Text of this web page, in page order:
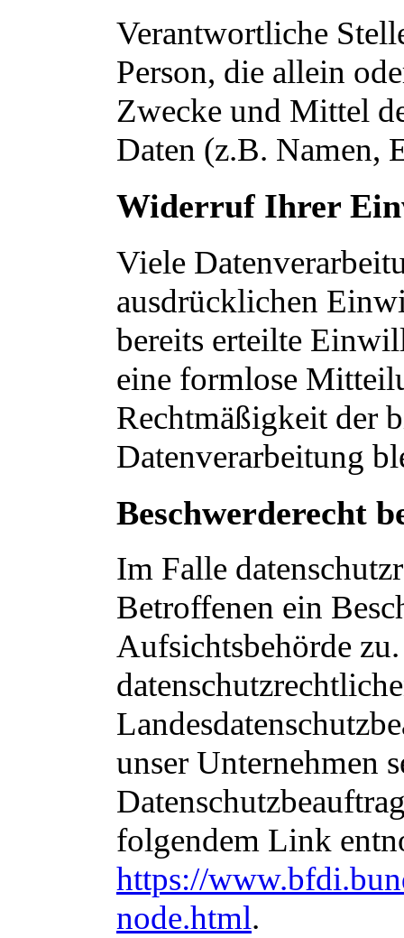
Verantwortliche
Person, die allein
Zwecke und Mittel
Daten (z.B. Namen,
Widerruf Ihrer
Viele
ausdrücklichen
bereits erteilte
eine formlose
Rechtmäßigkeit der
Datenverarbeitung
Beschwerderecht
Im Falle
Betroffenen ein
Aufsichtsbehörde
unser Unternehmen
folgendem Link
https://
node.html.